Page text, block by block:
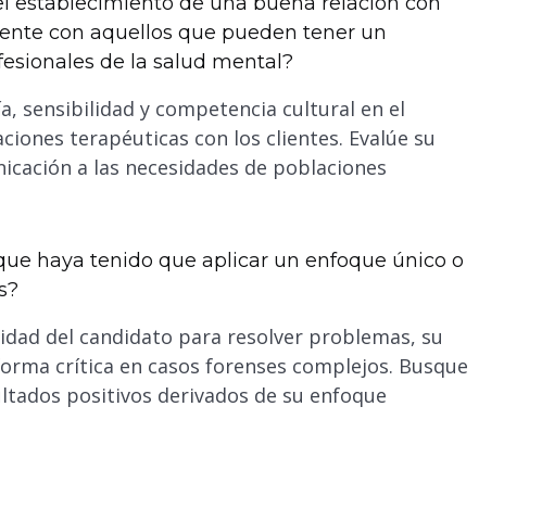
con aquellos que pueden tener un
de la salud mental?
sensibilidad y competencia cultural en el
terapéuticas con los clientes. Evalúe su
a las necesidades de poblaciones
haya tenido que aplicar un enfoque único o
del candidato para resolver problemas, su
crítica en casos forenses complejos. Busque
positivos derivados de su enfoque